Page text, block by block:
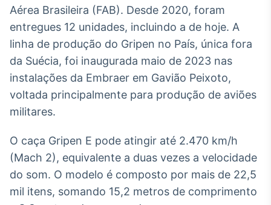
Ticker
Cotações e
notícias
Widgets
funcionalidades
Broadcast
Wallboard
Aérea Brasileira (FAB). Desde 2020, foram
entregues 12 unidades, incluindo a de hoje. A
linha de produção do Gripen no País, única fora
da Suécia, foi inaugurada maio de 2023 nas
instalações da Embraer em Gavião Peixoto,
voltada principalmente para produção de aviões
militares.
O caça Gripen E pode atingir até 2.470 km/h
(Mach 2), equivalente a duas vezes a velocidade
do som. O modelo é composto por mais de 22,5
mil itens, somando 15,2 metros de comprimento